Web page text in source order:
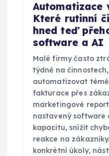
Automatizace
Které rutinní
hned teď
software a AI
Malé firmy často
týdně na
automatizovat
fakturace přes
marketingové
nastavený software
kapacitu, snížit
reakce na
konkrétní úkoly,